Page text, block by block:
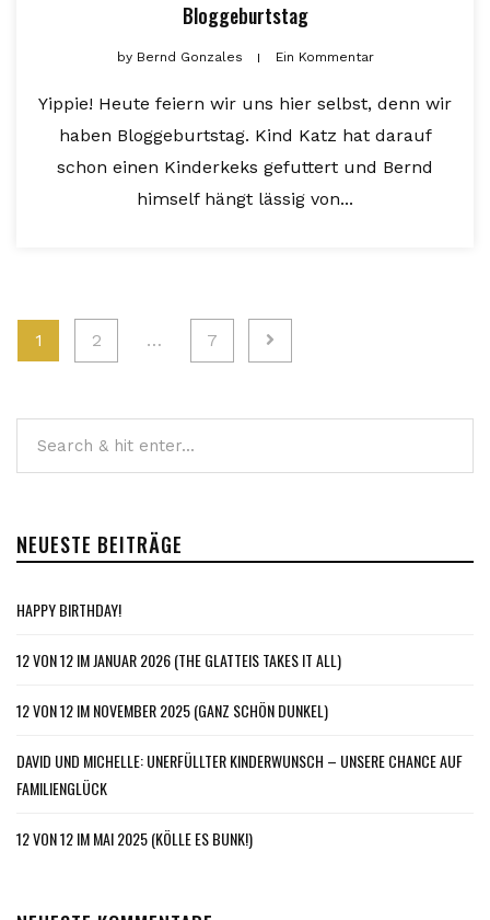
Bloggeburtstag
byBernd Gonzales Ein Kommentar
Yippie! Heute feiern wir uns hier selbst, denn wir
haben Bloggeburtstag. Kind Katz hat darauf
schon einen Kinderkeks gefuttert und Bernd
himself hängt lässig von...
Seitennummerierung
Beiträge
1 2 … 7
NEUESTE BEITRÄGE
HAPPY BIRTHDAY!
12 VON 12 IM JANUAR 2026 (THE GLATTEIS TAKES IT ALL)
12 VON 12 IM NOVEMBER 2025 (GANZ SCHÖN DUNKEL)
DAVID UND MICHELLE: UNERFÜLLTER KINDERWUNSCH – UNSERE CHANCE AUF
FAMILIENGLÜCK
12 VON 12 IM MAI 2025 (KÖLLE ES BUNK!)